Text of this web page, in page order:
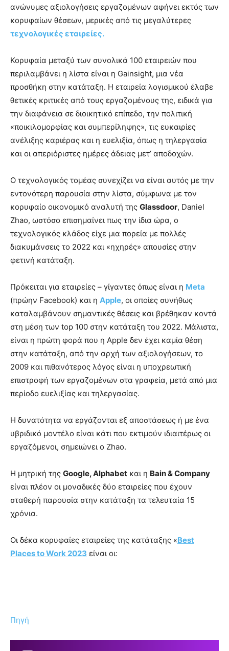
ανώνυμες αξιολογήσεις εργαζομένων αφήνει εκτός των
κορυφαίων θέσεων, μερικές από τις μεγαλύτερες
τεχνολογικές εταιρείες.
Κορυφαία μεταξύ των συνολικά 100 εταιρειών που
περιλαμβάνει η λίστα είναι η Gainsight, μια νέα
προσθήκη στην κατάταξη. H εταιρεία λογισμικού έλαβε
θετικές κριτικές από τους εργαζομένους της, ειδικά για
την διαφάνεια σε διοικητικό επίπεδο, την πολιτική
«ποικιλομορφίας και συμπερίληψης», τις ευκαιρίες
ανέλιξης καριέρας και η ευελιξία, όπως η τηλεργασία
και οι απεριόριστες ημέρες άδειας μετ’ αποδοχών.
Ο τεχνολογικός τομέας συνεχίζει να είναι αυτός με την
εντονότερη παρουσία στην λίστα, σύμφωνα με τον
κορυφαίο οικονομικό αναλυτή της Glassdoor, Daniel
Zhao, ωστόσο επισημαίνει πως την ίδια ώρα, ο
τεχνολογικός κλάδος είχε μια πορεία με πολλές
διακυμάνσεις το 2022 και «ηχηρές» απουσίες στην
φετινή κατάταξη.
Πρόκειται για εταιρείες – γίγαντες όπως είναι η Meta
(πρώην Facebook) και η Apple, οι οποίες συνήθως
καταλαμβάνουν σημαντικές θέσεις και βρέθηκαν κοντά
στη μέση των top 100 στην κατάταξη του 2022. Μάλιστα,
είναι η πρώτη φορά που η Apple δεν έχει καμία θέση
στην κατάταξη, από την αρχή των αξιολογήσεων, το
2009 και πιθανότερος λόγος είναι η υποχρεωτική
επιστροφή των εργαζομένων στα γραφεία, μετά από μια
περίοδο ευελιξίας και τηλεργασίας.
Η δυνατότητα να εργάζονται εξ αποστάσεως ή με ένα
υβριδικό μοντέλο είναι κάτι που εκτιμούν ιδιαιτέρως οι
εργαζόμενοι, σημειώνει ο Zhao.
Η μητρική της Google, Alphabet και η Bain & Company
είναι πλέον οι μοναδικές δύο εταιρείες που έχουν
σταθερή παρουσία στην κατάταξη τα τελευταία 15
χρόνια.
Οι δέκα κορυφαίες εταιρείες της κατάταξης «Best
Places to Work 2023 είναι οι:
Πηγή